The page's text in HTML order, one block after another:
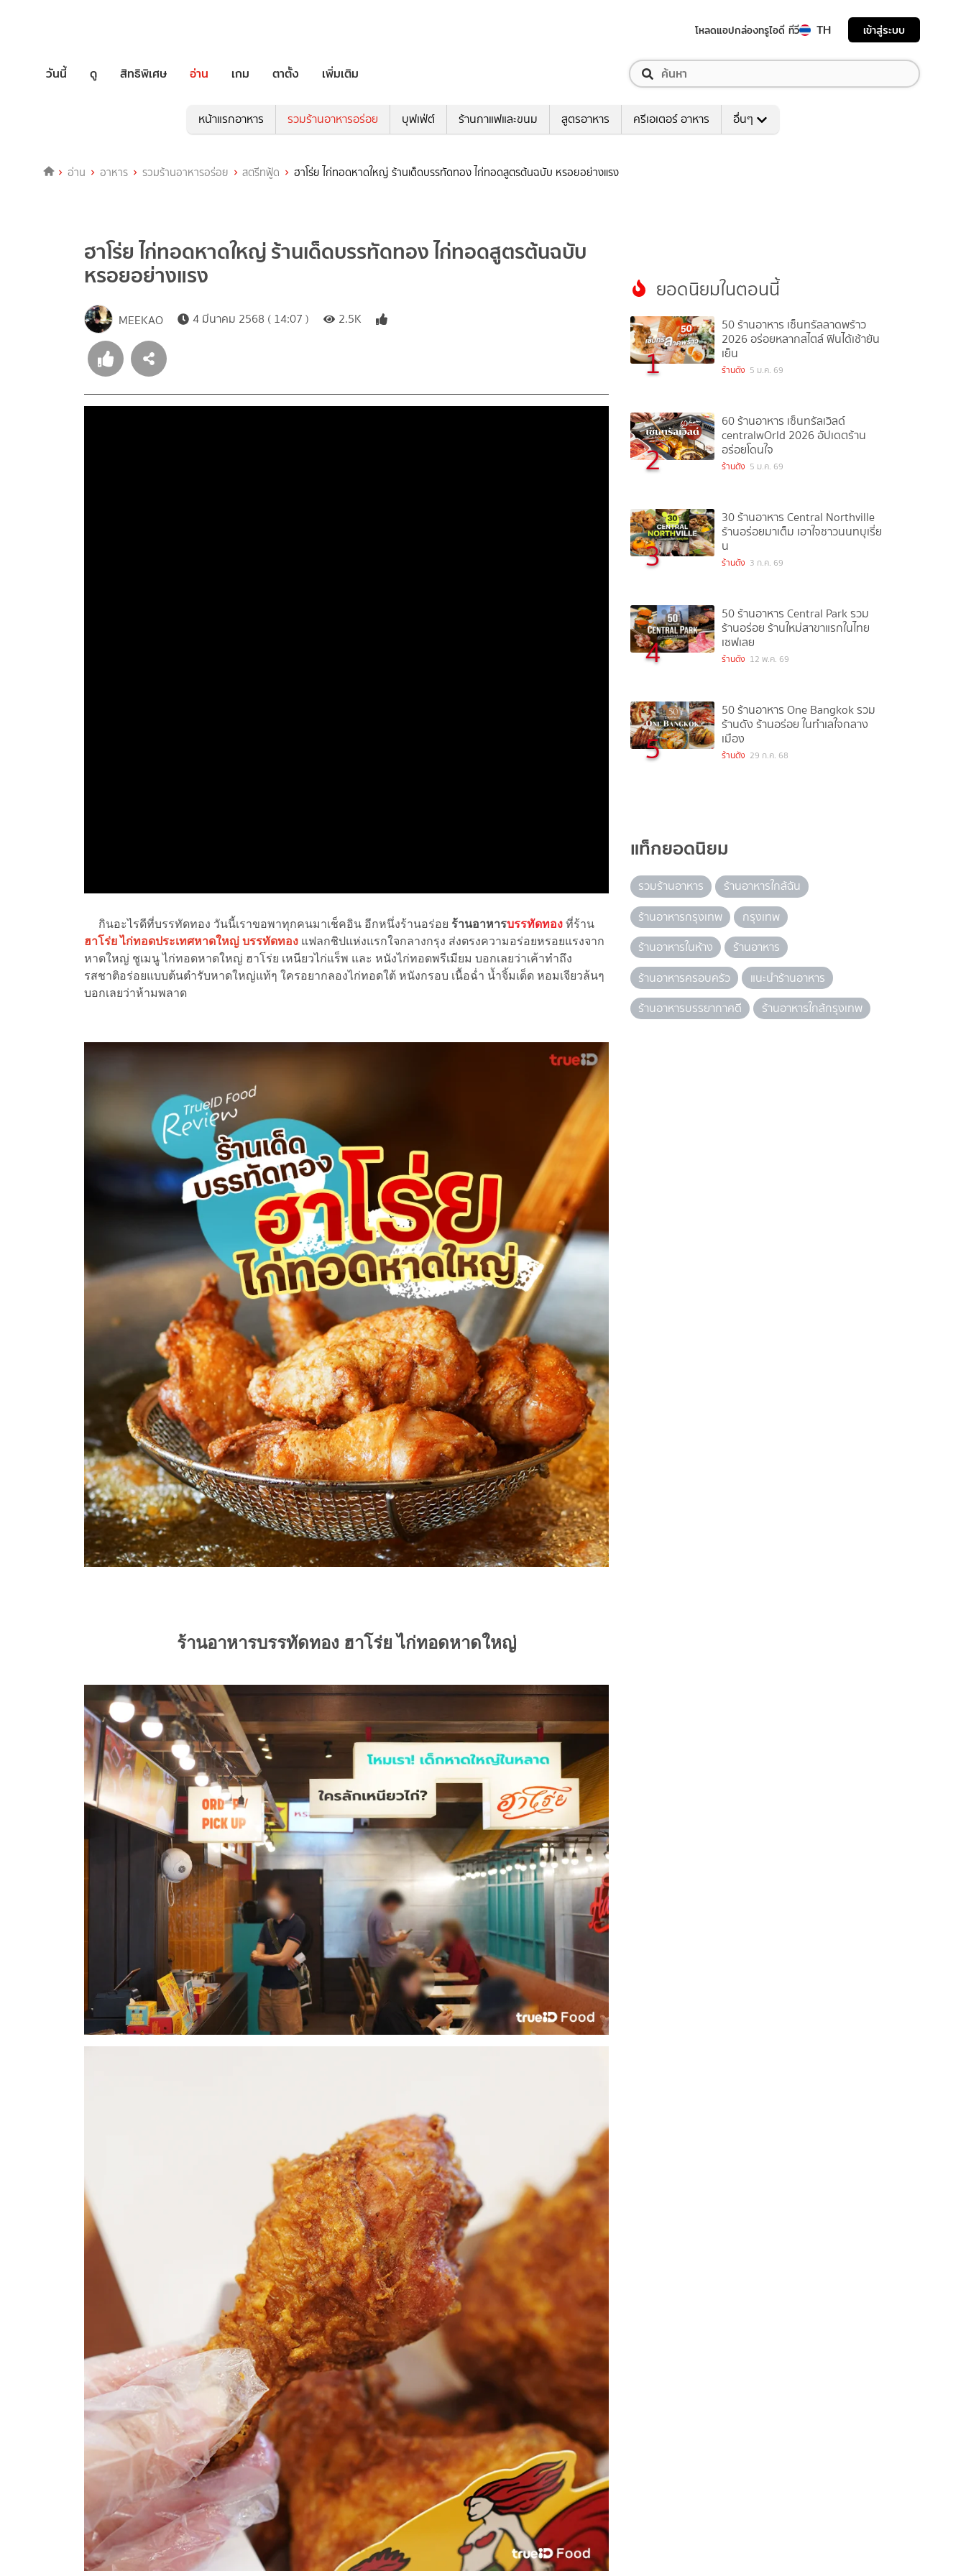
โหลดแอปกล่องทรูไอดี ทีวี TH เข้าสู่ระบบ
วันนี้ ดู สิทธิพิเศษ อ่าน เกม ตาตั้ง เพิ่มเติม
หน้าแรกอาหาร รวมร้านอาหารอร่อย บุฟเฟ่ต์ ร้านกาแฟและขนม สูตรอาหาร ครีเอเตอร์ อาหาร อื่นๆ
อ่าน อาหาร รวมร้านอาหารอร่อย สตรีทฟู้ด ฮาโร่ย ไก่ทอดหาดใหญ่ ร้านเด็ดบรรทัดทอง ไก่ทอดสูตรต้นฉบับ หรอยอย่างแรง
ฮาโร่ย ไก่ทอดหาดใหญ่ ร้านเด็ดบรรทัดทอง ไก่ทอดสูตรต้นฉบับ
หรอยอย่างแรง
MEEKAO 4 มีนาคม 2568 ( 14:07 ) 2.5K
กินอะไรดีที่บรรทัดทอง วันนี้เราขอพาทุกคนมาเช็คอิน อีกหนึ่งร้านอร่อย ร้านอาหารบรรทัดทอง ที่ร้าน
ฮาโร่ย ไก่ทอดประเทศหาดใหญ่ บรรทัดทอง แฟลกชิปแห่งแรกใจกลางกรุง ส่งตรงความอร่อยหรอยแรงจาก
หาดใหญ่ ชูเมนู ไก่ทอดหาดใหญ่ ฮาโร่ย เหนียวไก่แร็พ และ หนังไก่ทอดพรีเมียม บอกเลยว่าเค้าทำถึง
รสชาติอร่อยแบบต้นตำรับหาดใหญ่แท้ๆ ใครอยากลองไก่ทอดใต้ หนังกรอบ เนื้อฉ่ำ น้ำจิ้มเด็ด หอมเจียวล้นๆ
บอกเลยว่าห้ามพลาด
ร้านอาหารบรรทัดทอง ฮาโร่ย ไก่ทอดหาดใหญ่
ยอดนิยมในตอนนี้
1
50 ร้านอาหาร เซ็นทรัลลาดพร้าว
2026 อร่อยหลากสไตล์ ฟินได้เช้ายัน
เย็น
ร้านดัง 5 ม.ค. 69
2
60 ร้านอาหาร เซ็นทรัลเวิลด์
centralwOrld 2026 อัปเดตร้าน
อร่อยโดนใจ
ร้านดัง 5 ม.ค. 69
3
30 ร้านอาหาร Central Northville
ร้านอร่อยมาเต็ม เอาใจชาวนนทบุเรี่ย
น
ร้านดัง 3 ก.ค. 69
4
50 ร้านอาหาร Central Park รวม
ร้านอร่อย ร้านใหม่สาขาแรกในไทย
เซฟเลย
ร้านดัง 12 พ.ค. 69
5
50 ร้านอาหาร One Bangkok รวม
ร้านดัง ร้านอร่อย ในทำเลใจกลาง
เมือง
ร้านดัง 29 ก.ค. 68
แท็กยอดนิยม
รวมร้านอาหาร
ร้านอาหารใกล้ฉัน
ร้านอาหารกรุงเทพ
กรุงเทพ
ร้านอาหารในห้าง
ร้านอาหาร
ร้านอาหารครอบครัว
แนะนำร้านอาหาร
ร้านอาหารบรรยากาศดี
ร้านอาหารใกล้กรุงเทพ